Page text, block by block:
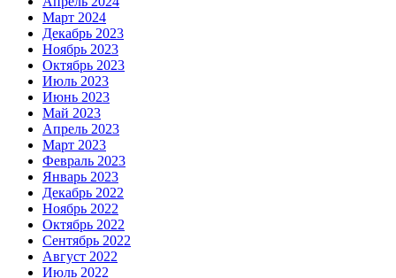
Март 2024
Декабрь 2023
Ноябрь 2023
Октябрь 2023
Июль 2023
Июнь 2023
Май 2023
Апрель 2023
Март 2023
Февраль 2023
Январь 2023
Декабрь 2022
Ноябрь 2022
Октябрь 2022
Сентябрь 2022
Август 2022
Июль 2022